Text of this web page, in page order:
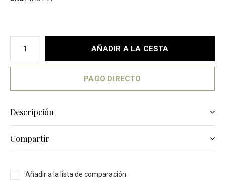
AÑADIR A LA CESTA
PAGO DIRECTO
Descripción
Compartir
Añadir a la lista de comparación